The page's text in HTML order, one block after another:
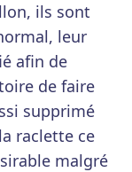
ils sont
leur
afin de
de faire
supprimé
raclette ce
malgré